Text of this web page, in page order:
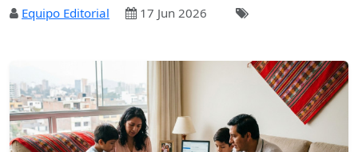
Equipo Editorial 17 Jun 2026